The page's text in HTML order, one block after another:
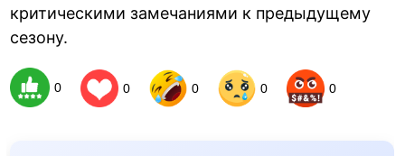
критическими замечаниями к предыдущему
сезону.
0 0 0 0 0